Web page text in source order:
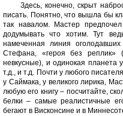
Здесь, конечно, скрыт
писать. Понятно, что вышла бы
так навалом. Мастер
додумывать что хотим. Тут
намеченная линия
Стефана, «героя без реплик»
невкусные), и одинокая планета
т.д., и т.д. Почти у любого
у Саймака, у великого лирика,
любую его книгу – посчитайте,
белки – самые реалистичные
бегают в Висконсине и в